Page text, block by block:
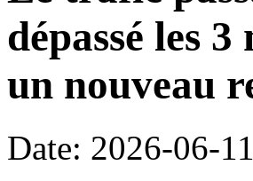
dépassé les
un nouveau
Date: 2026-06-11